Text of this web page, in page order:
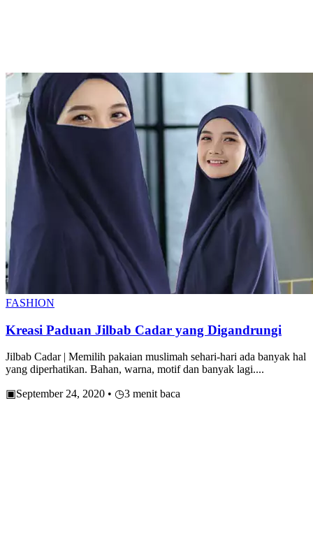
FASHION
Kreasi Paduan Jilbab Cadar yang Digandrungi
Jilbab Cadar | Memilih pakaian muslimah sehari-hari ada banyak hal
yang diperhatikan. Bahan, warna, motif dan banyak lagi....
▣September 24, 2020 • ◷3 menit baca